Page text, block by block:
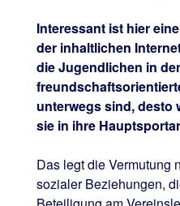
Interessant ist hier
der inhaltlichen
die Jugendlichen in
unterwegs sind, desto
sie in ihre
Das legt die Vermutung
sozialer Beziehungen,